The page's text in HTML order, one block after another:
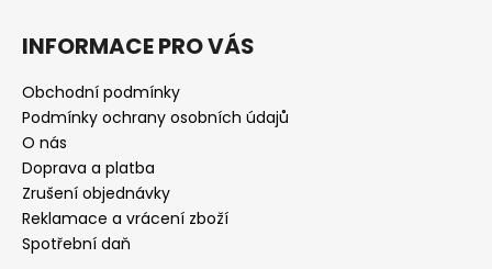
INFORMACE PRO VÁS
Obchodní podmínky
Podmínky ochrany osobních údajů
O nás
Doprava a platba
Zrušení objednávky
Reklamace a vrácení zboží
Spotřební daň